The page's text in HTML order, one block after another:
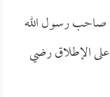
صاحب رسول الله
الإطلاق رضي